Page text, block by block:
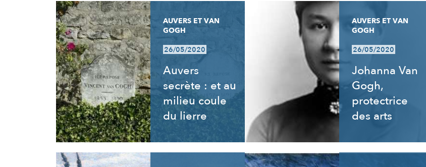
RÉSULTATS
AUVERS ET VAN
GOGH
26/05/2020
Auvers
secrète : et au
milieu coule
du lierre
AUVERS ET VAN
GOGH
26/05/2020
Johanna Van
Gogh,
protectrice
des arts